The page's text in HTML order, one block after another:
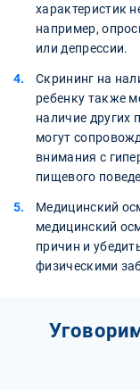
характеристик
например,
или депрессии.
Скрининг на
ребенку также
наличие других
могут
внимания с
пищевого
Медицинский
медицинский
причин и
физическими